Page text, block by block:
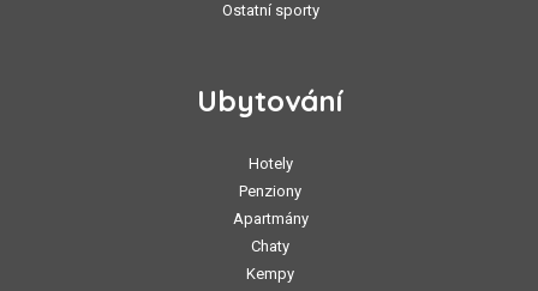
Ostatní sporty
Ubytování
Hotely
Penziony
Apartmány
Chaty
Kempy